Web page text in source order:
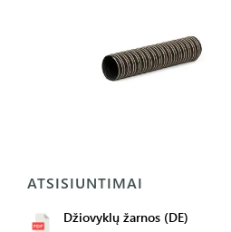
ATSISIUNTIMAI
Džiovyklų žarnos (DE)